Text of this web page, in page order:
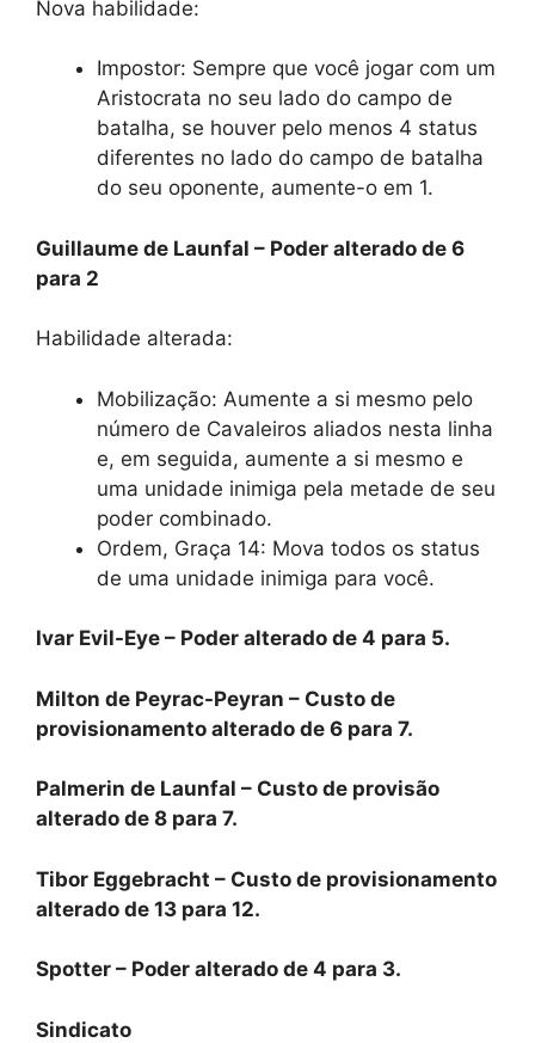
Nova habilidade:
Impostor: Sempre que você jogar com um
Aristocrata no seu lado do campo de
batalha, se houver pelo menos 4 status
diferentes no lado do campo de batalha
do seu oponente, aumente-o em 1.
Guillaume de Launfal – Poder alterado de 6
para 2
Habilidade alterada:
Mobilização: Aumente a si mesmo pelo
número de Cavaleiros aliados nesta linha
e, em seguida, aumente a si mesmo e
uma unidade inimiga pela metade de seu
poder combinado.
Ordem, Graça 14: Mova todos os status
de uma unidade inimiga para você.
Ivar Evil-Eye – Poder alterado de 4 para 5.
Milton de Peyrac-Peyran – Custo de
provisionamento alterado de 6 para 7.
Palmerin de Launfal – Custo de provisão
alterado de 8 para 7.
Tibor Eggebracht – Custo de provisionamento
alterado de 13 para 12.
Spotter – Poder alterado de 4 para 3.
Sindicato